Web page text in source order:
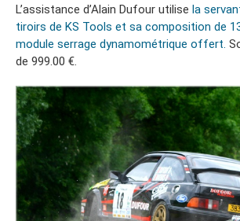
L’assistance d’Alain Dufour utilise la
tiroirs de KS Tools et sa composition de
module serrage dynamométrique offert.
de 999.00 €.